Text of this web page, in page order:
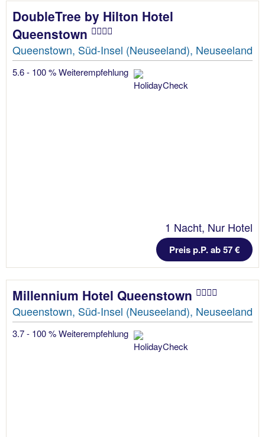
DoubleTree by Hilton Hotel
Queenstown
Queenstown, Süd-Insel (Neuseeland), Neuseeland
5.6 - 100 % Weiterempfehlung
1 Nacht, Nur Hotel
Preis p.P. ab 57 €
Millennium Hotel Queenstown
Queenstown, Süd-Insel (Neuseeland), Neuseeland
3.7 - 100 % Weiterempfehlung